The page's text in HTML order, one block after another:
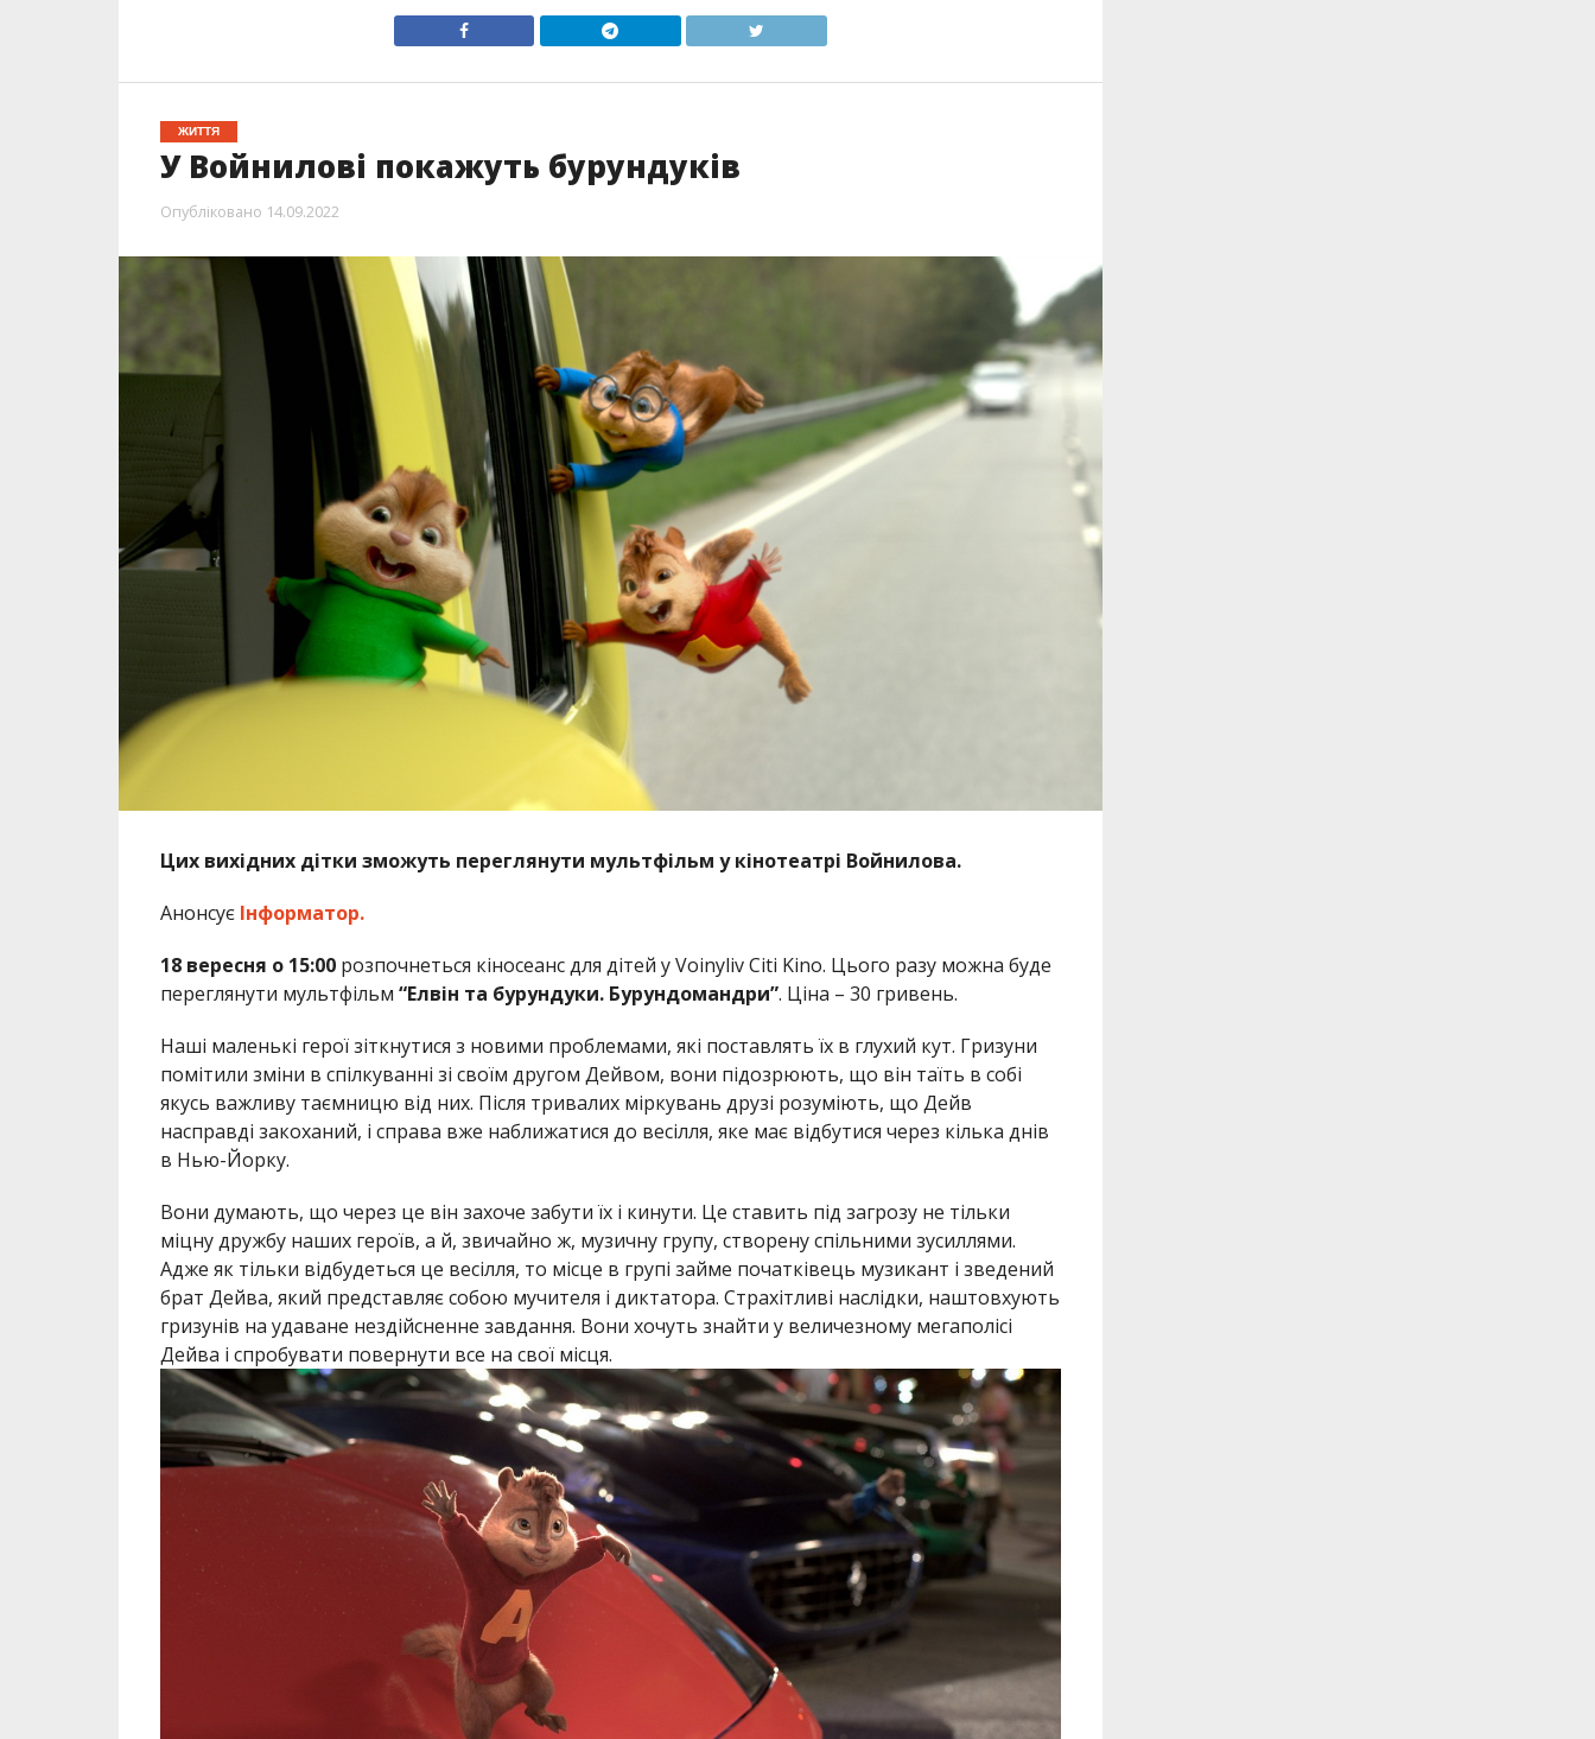
ЖИТТЯ
У Войнилові покажуть бурундуків
Опубліковано 14.09.2022
Цих вихідних дітки зможуть переглянути мультфільм у кінотеатрі Войнилова.
АнонсуєІнформатор.
18 вересня о 15:00розпочнеться кіносеанс для дітей у Voinyliv Citi Kino. Цього разу можна буде
переглянути мультфільм “Елвін та бурундуки. Бурундомандри”. Ціна – 30 гривень.
Наші маленькі герої зіткнутися з новими проблемами, які поставлять їх в глухий кут. Гризуни
помітили зміни в спілкуванні зі своїм другом Дейвом, вони підозрюють, що він таїть в собі
якусь важливу таємницю від них. Після тривалих міркувань друзі розуміють, що Дейв
насправді закоханий, і справа вже наближатися до весілля, яке має відбутися через кілька днів
в Нью-Йорку.
Вони думають, що через це він захоче забути їх і кинути. Це ставить під загрозу не тільки
міцну дружбу наших героїв, а й, звичайно ж, музичну групу, створену спільними зусиллями.
Адже як тільки відбудеться це весілля, то місце в групі займе початківець музикант і зведений
брат Дейва, який представляє собою мучителя і диктатора. Страхітливі наслідки, наштовхують
гризунів на удаване нездійсненне завдання. Вони хочуть знайти у величезному мегаполісі
Дейва і спробувати повернути все на свої місця.